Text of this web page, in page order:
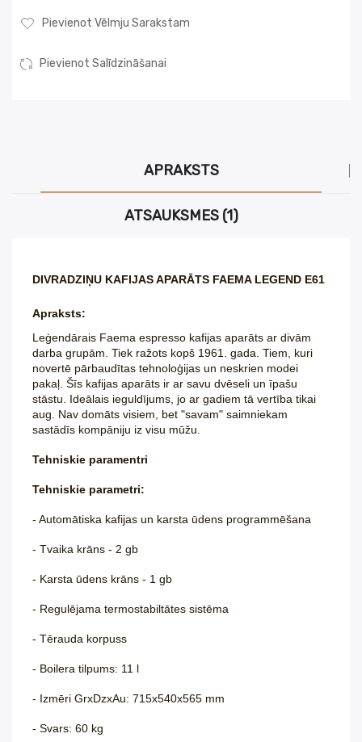
Pievienot Vēlmju Sarakstam
Pievienot Salīdzināšanai
APRAKSTS
ATSAUKSMES (1)
DIVRADZIŅU KAFIJAS APARĀTS FAEMA LEGEND E61
Apraksts:
Leģendārais Faema espresso kafijas aparāts ar divām
darba grupām. Tiek ražots kopš 1961. gada. Tiem, kuri
novertē pārbaudītas tehnoloģijas un neskrien modei
pakaļ. Šīs kafijas aparāts ir ar savu dvēseli un īpašu
stāstu. Ideālais ieguldījums, jo ar gadiem tā vertība tikai
aug. Nav domāts visiem, bet "savam" saimniekam
sastādīs kompāniju iz visu mūžu.
Tehniskie paramentri
Tehniskie parametri:
- Automātiska kafijas un karsta ūdens programmēšana
- Tvaika krāns - 2 gb
- Karsta ūdens krāns - 1 gb
- Regulējama termostabiltātes sistēma
- Tērauda korpuss
- Boilera tilpums: 11 l
- Izmēri GrxDzxAu: 715x540x565 mm
- Svars: 60 kg